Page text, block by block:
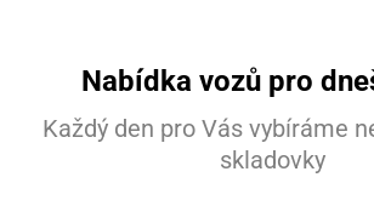
Nabídka vozů pro
Každý den pro Vás vybíráme
skladovky